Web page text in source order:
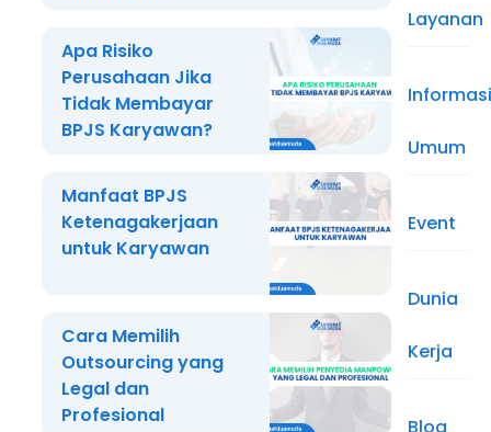
Apa Risiko
Perusahaan Jika
Tidak Membayar
BPJS Karyawan?
Manfaat BPJS
Ketenagakerjaan
untuk Karyawan
Cara Memilih
Outsourcing yang
Legal dan
Profesional
Layanan
Informasi
Umum
Event
Dunia
Kerja